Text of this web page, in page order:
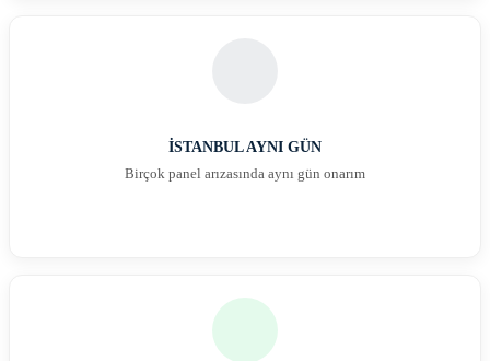
İSTANBUL AYNI GÜN
Birçok panel arızasında aynı gün onarım